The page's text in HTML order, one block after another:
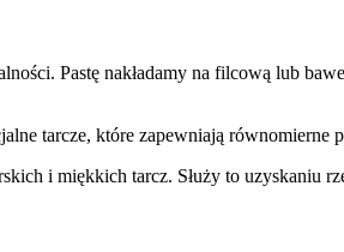
Pastę nakładamy na filcową lub
tarcze, które zapewniają równomierne
i miękkich tarcz. Służy to uzyskaniu